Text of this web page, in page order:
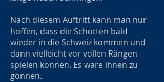
Nach diesem Auftritt kann man nur
hoffen, dass die Schotten bald
wieder in die Schweiz kommen und
dann vielleicht vor vollen Rängen
spielen können. Es wäre ihnen zu
gönnen.